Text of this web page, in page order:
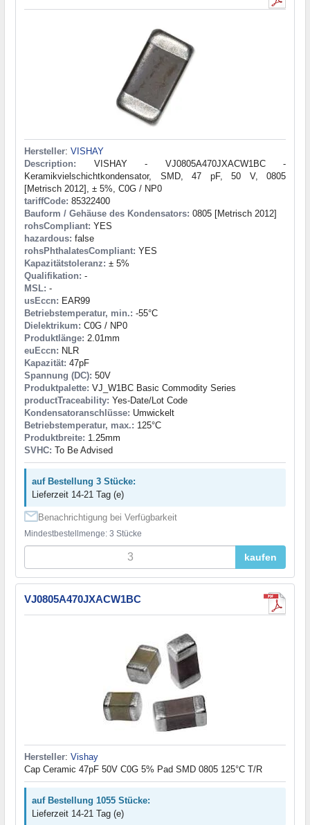
Hersteller: VISHAY
Description: VISHAY - VJ0805A470JXACW1BC -
Keramikvielschichtkondensator, SMD, 47 pF, 50 V, 0805
[Metrisch 2012], ± 5%, C0G / NP0
tariffCode: 85322400
Bauform / Gehäuse des Kondensators: 0805 [Metrisch 2012]
rohsCompliant: YES
hazardous: false
rohsPhthalatesCompliant: YES
Kapazitätstoleranz: ± 5%
Qualifikation: -
MSL: -
usEccn: EAR99
Betriebstemperatur, min.: -55°C
Dielektrikum: C0G / NP0
Produktlänge: 2.01mm
euEccn: NLR
Kapazität: 47pF
Spannung (DC): 50V
Produktpalette: VJ_W1BC Basic Commodity Series
productTraceability: Yes-Date/Lot Code
Kondensatoranschlüsse: Umwickelt
Betriebstemperatur, max.: 125°C
Produktbreite: 1.25mm
SVHC: To Be Advised
auf Bestellung 3 Stücke:
Lieferzeit 14-21 Tag (e)
Benachrichtigung bei Verfügbarkeit
Mindestbestellmenge: 3 Stücke
kaufen
VJ0805A470JXACW1BC
Hersteller: Vishay
Cap Ceramic 47pF 50V C0G 5% Pad SMD 0805 125°C T/R
auf Bestellung 1055 Stücke:
Lieferzeit 14-21 Tag (e)